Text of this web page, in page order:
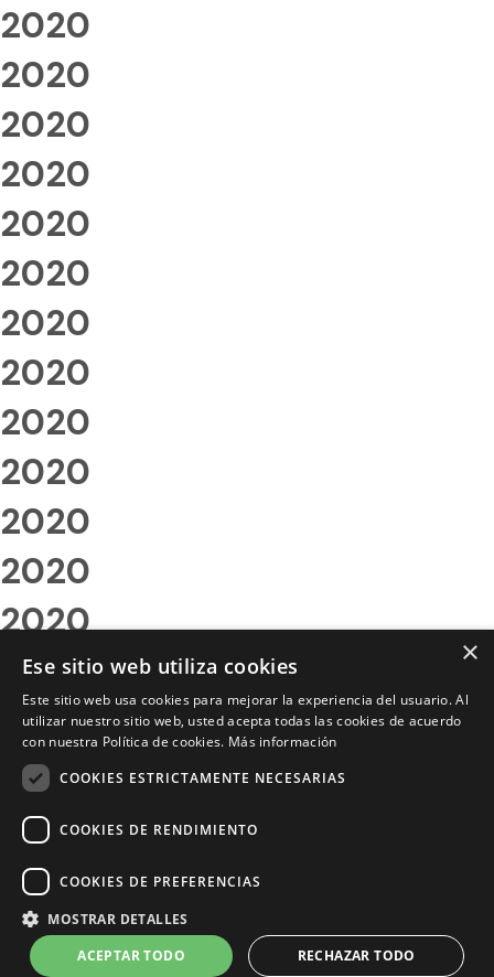
2020
2020
2020
2020
2020
2020
2020
2020
2020
2020
2020
2020
2020
2020
2020
2020
2020
2020
2020
×
Ese sitio web utiliza cookies
Este sitio web usa cookies para mejorar la experiencia del usuario. Al
utilizar nuestro sitio web, usted acepta todas las cookies de acuerdo
con nuestra Política de cookies. Más información
COOKIES ESTRICTAMENTE NECESARIAS
COOKIES DE RENDIMIENTO
COOKIES DE PREFERENCIAS
MOSTRAR DETALLES
ACEPTAR TODO
RECHAZAR TODO